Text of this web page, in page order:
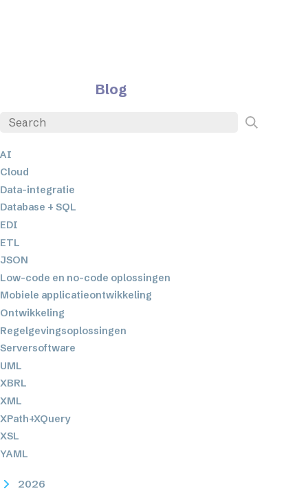
Blog
AI
Cloud
Data-integratie
Database + SQL
EDI
ETL
JSON
Low-code en no-code oplossingen
Mobiele applicatieontwikkeling
Ontwikkeling
Regelgevingsoplossingen
Serversoftware
UML
XBRL
XML
XPath+XQuery
XSL
YAML
2026